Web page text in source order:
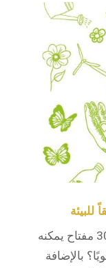
هل تعلم أن فندقًا واحدًا مؤلفًا من 300 مفتاح يمكنه
سنويًا؟ بالإضافة